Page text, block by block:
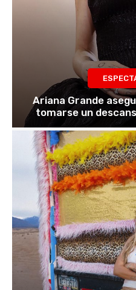
Ariana Grande
tomarse un